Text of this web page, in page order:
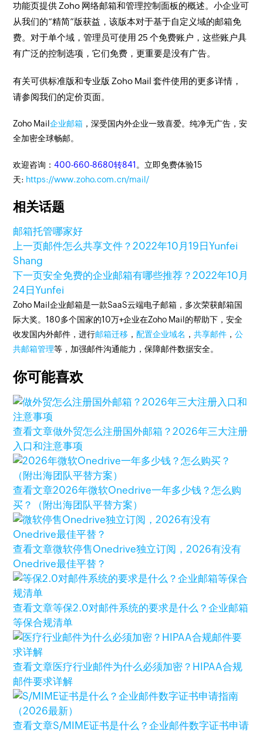
功能页提供 Zoho 网络邮箱和管理控制面板的概述。小企业可
从我们的“精简”版获益，该版本对于基于自定义域的邮箱免
费。对于单个域，管理员可使用 25 个免费账户，这些账户具
有广泛的控制选项，它们免费，更重要是没有广告。
有关可供标准版和专业版 Zoho Mail 套件使用的更多详情，
请参阅我们的定价页面。
Zoho Mail企业邮箱 ，深受国内外企业一致喜爱。纯净无广告，安
全加密全球畅邮。
欢迎咨询：400-660-8680转841 。立即免费体验15
天: https://www.zoho.com.cn/mail/
相关话题
邮箱托管哪家好
上一页邮件怎么共享文件？2022年10月19日Yunfei
Shang
下一页安全免费的企业邮箱有哪些推荐？2022年10月
24日Yunfei
Zoho Mail企业邮箱是一款SaaS云端电子邮箱，多次荣获邮箱国
际大奖。180多个国家的10万+企业在Zoho Mail的帮助下，安全
收发国内外邮件，进行邮箱迁移 ，配置企业域名 ，共享邮件 ，公
共邮箱管理等，加强邮件沟通能力，保障邮件数据安全。
你可能喜欢
查看文章做外贸怎么注册国外邮箱？2026年三大注册
入口和注意事项
查看文章2026年微软Onedrive一年多少钱？怎么购
买？（附出海团队平替方案）
查看文章微软停售Onedrive独立订阅，2026有没有
Onedrive最佳平替？
查看文章等保2.0对邮件系统的要求是什么？企业邮箱
等保合规清单
查看文章医疗行业邮件为什么必须加密？HIPAA合规
邮件要求详解
查看文章S/MIME证书是什么？企业邮件数字证书申请